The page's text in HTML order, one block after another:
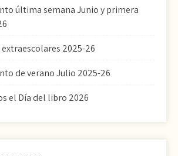
última semana Junio y primera
2025-26
de verano Julio 2025-26
el Día del libro 2026